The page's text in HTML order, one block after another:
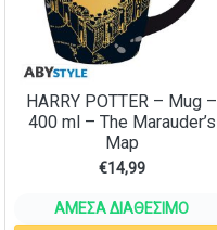
HARRY POTTER – Mug –
400 ml – The Marauder’s
Map
€14,99
ΆΜΕΣΑ ΔΙΑΘΈΣΙΜΟ